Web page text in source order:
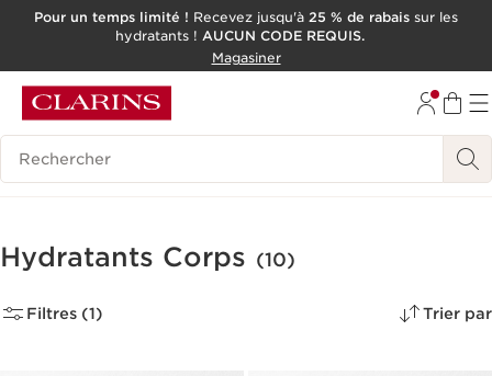
ALLER AU CONTENU
OUTIL D'ACCESSIBILITÉ
Pour un temps limité ! Recevez jusqu'à 25 % de rabais sur les
hydratants ! AUCUN CODE REQUIS.
Magasiner
Historique des recherches
Hydratants Corps (10)
Filtres (1) Trier par